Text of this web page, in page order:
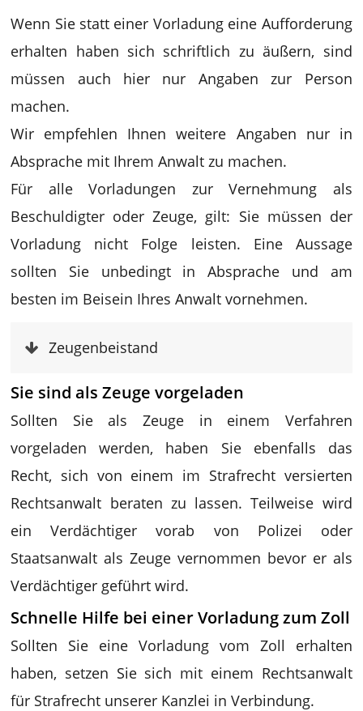
Wenn Sie statt einer Vorladung eine Aufforderung
erhalten haben sich schriftlich zu äußern, sind
müssen auch hier nur Angaben zur Person
machen.
Wir empfehlen Ihnen weitere Angaben nur in
Absprache mit Ihrem Anwalt zu machen.
Für alle Vorladungen zur Vernehmung als
Beschuldigter oder Zeuge, gilt: Sie müssen der
Vorladung nicht Folge leisten. Eine Aussage
sollten Sie unbedingt in Absprache und am
besten im Beisein Ihres Anwalt vornehmen.
Zeugenbeistand
Sie sind als Zeuge vorgeladen
Sollten Sie als Zeuge in einem Verfahren
vorgeladen werden, haben Sie ebenfalls das
Recht, sich von einem im Strafrecht versierten
Rechtsanwalt beraten zu lassen. Teilweise wird
ein Verdächtiger vorab von Polizei oder
Staatsanwalt als Zeuge vernommen bevor er als
Verdächtiger geführt wird.
Schnelle Hilfe bei einer Vorladung zum Zoll
Sollten Sie eine Vorladung vom Zoll erhalten
haben, setzen Sie sich mit einem Rechtsanwalt
für Strafrecht unserer Kanzlei in Verbindung.